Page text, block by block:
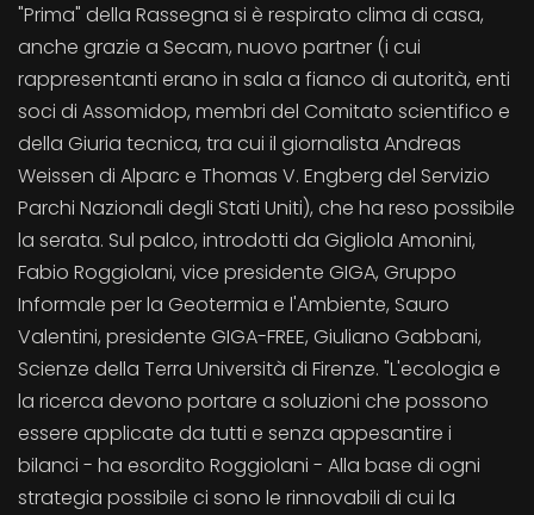
"Prima" della Rassegna si è respirato clima di casa,
anche grazie a Secam, nuovo partner (i cui
rappresentanti erano in sala a fianco di autorità, enti
soci di Assomidop, membri del Comitato scientifico e
della Giuria tecnica, tra cui il giornalista Andreas
Weissen di Alparc e Thomas V. Engberg del Servizio
Parchi Nazionali degli Stati Uniti), che ha reso possibile
la serata. Sul palco, introdotti da Gigliola Amonini,
Fabio Roggiolani, vice presidente GIGA, Gruppo
Informale per la Geotermia e l'Ambiente, Sauro
Valentini, presidente GIGA-FREE, Giuliano Gabbani,
Scienze della Terra Università di Firenze. "L'ecologia e
la ricerca devono portare a soluzioni che possono
essere applicate da tutti e senza appesantire i
bilanci - ha esordito Roggiolani - Alla base di ogni
strategia possibile ci sono le rinnovabili di cui la